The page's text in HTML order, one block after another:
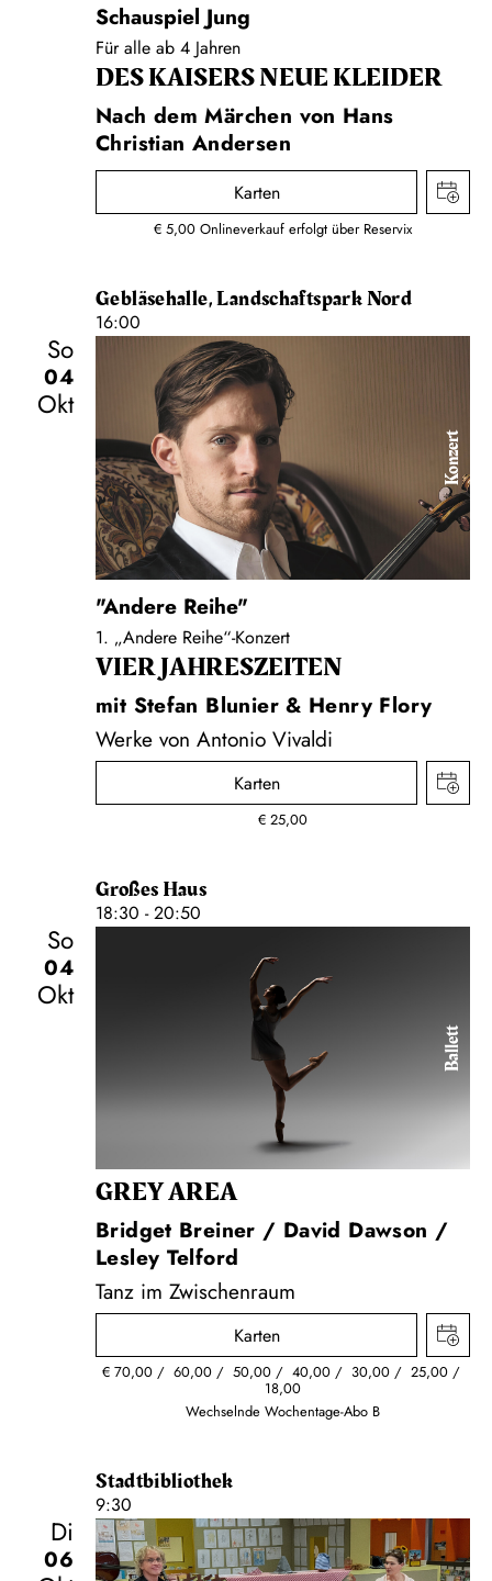
Schauspiel Jung
Für alle ab 4 Jahren
DES KAISERS NEUE KLEIDER
Nach dem Märchen von Hans
Christian Andersen
Karten
€ 5,00 Onlineverkauf erfolgt über Reservix
Gebläsehalle, Landschaftspark Nord
16:00
So
04
Okt
Konzert
"Andere Reihe"
1. „Andere Reihe“-Konzert
VIER JAHRESZEITEN
mit Stefan Blunier & Henry Flory
Werke von Antonio Vivaldi
Karten
€ 25,00
Großes Haus
18:30 - 20:50
So
04
Okt
Ballett
GREY AREA
Bridget Breiner / David Dawson /
Lesley Telford
Tanz im Zwischenraum
Karten
€ 70,00 60,00 50,00 40,00 30,00 25,00
18,00
Wechselnde Wochentage-Abo B
Stadtbibliothek
9:30
Di
06